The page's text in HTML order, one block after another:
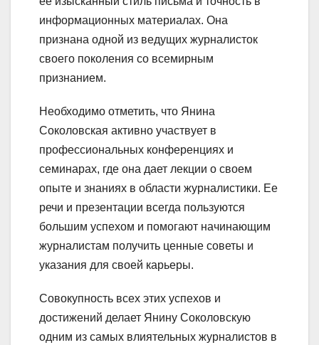
информационных материалах. Она
признана одной из ведущих журналисток
своего поколения со всемирным
признанием.
Необходимо отметить, что Янина
Соколовская активно участвует в
профессиональных конференциях и
семинарах, где она дает лекции о своем
опыте и знаниях в области журналистики. Ее
речи и презентации всегда пользуются
большим успехом и помогают начинающим
журналистам получить ценные советы и
указания для своей карьеры.
Совокупность всех этих успехов и
достижений делает Янину Соколовскую
одним из самых влиятельных журналистов в